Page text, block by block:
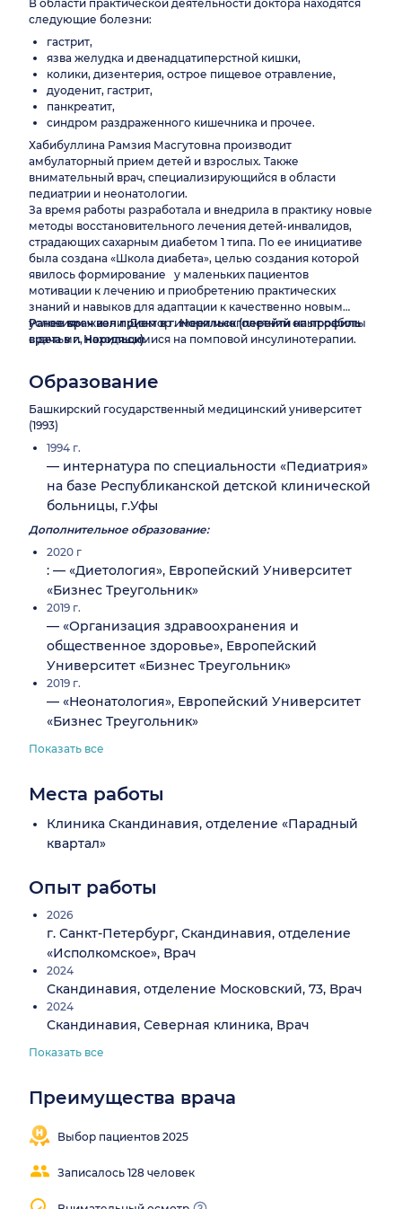
В области практической деятельности доктора находятся
следующие болезни:
гастрит,
язва желудка и двенадцатиперстной кишки,
колики, дизентерия, острое пищевое отравление,
дуоденит, гастрит,
панкреатит,
синдром раздраженного кишечника и прочее.
Хабибуллина Рамзия Масгутовна производит
амбулаторный прием детей и взрослых. Также
внимательный врач, специализирующийся в области
педиатрии и неонатологии.
За время работы разработала и внедрила в практику новые
методы восстановительного лечения детей-инвалидов,
страдающих сахарным диабетом 1 типа. По ее инициативе
была создана «Школа диабета», целью создания которой
явилось формирование у маленьких пациентов
мотивации к лечению и приобретению практических
знаний и навыков для адаптации к качественно новым
условиям жизни. Доктор имеет многолетний опыт работы
с детьми, находящимися на помповой инсулинотерапии.
Ранее врач вел прием в г. Норильск(перейти на профиль
врача в г. Норильск).
Образование
Башкирский государственный медицинский университет
(1993)
1994 г.
— интернатура по специальности «Педиатрия»
на базе Республиканской детской клинической
больницы, г.Уфы
Дополнительное образование:
2020 г
: — «Диетология», Европейский Университет
«Бизнес Треугольник»
2019 г.
— «Организация здравоохранения и
общественное здоровье», Европейский
Университет «Бизнес Треугольник»
2019 г.
— «Неонатология», Европейский Университет
«Бизнес Треугольник»
Показать все
Места работы
Клиника Скандинавия, отделение «Парадный
квартал»
Опыт работы
2026
г. Санкт-Петербург, Скандинавия, отделение
«Исполкомское», Врач
2024
Скандинавия, отделение Московский, 73, Врач
2024
Скандинавия, Северная клиника, Врач
Показать все
Преимущества врача
Выбор пациентов 2025
Записалось 128 человек